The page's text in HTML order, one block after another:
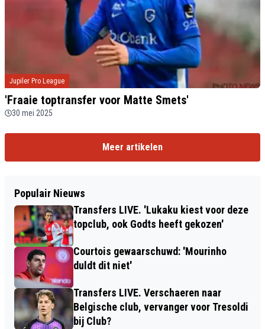
Jupiler Pro League
'Fraaie toptransfer voor Matte Smets'
30 mei 2025
Meer artikelen
Populair Nieuws
Transfers LIVE. 'Lukaku kiest voor deze
topclub, ook Godts heeft gekozen'
Courtois gewaarschuwd: 'Mourinho
duldt dit niet'
Transfers LIVE. Verschaeren naar
Belgische club, vervanger voor Tresoldi
bij Club?